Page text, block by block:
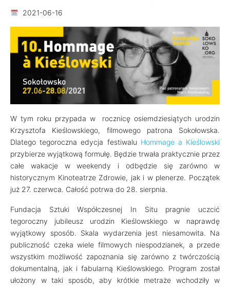
2021-06-16
W tym roku przypada w rocznicę osiemdziesiątych urodzin
Krzysztofa Kieślowskiego, filmowego patrona Sokołowska.
Dlatego tegoroczna edycja festiwalu Hommage a Kieślowski
przybierze wyjątkową formułę. Będzie trwała praktycznie przez
całe wakacje w weekendy i odbędzie się zarówno w
historycznym Kinoteatrze Zdrowie, jak i w plenerze. Początek
już 27. czerwca. Całość potrwa do 28. sierpnia.
Fundacja Sztuki Współczesnej In Situ pragnie uczcić
tegoroczny jubileusz urodzin Kieślowskiego w naprawdę
wyjątkowy sposób. Skala wydarzenia jest niesamowita. Na
publiczność czeka wiele filmowych niespodzianek, a przede
wszystkim możliwość zapoznania się zarówno z twórczością
dokumentalną, jak i fabularną Kieślowskiego. Program został
ułożony w taki sposób, aby krótkie metraże wchodziły w